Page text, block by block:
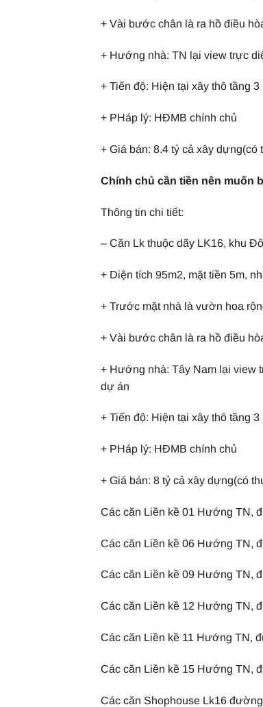
+ Vài bước chân là ra hồ điều
+ Hướng nhà: TN lại view trực
+ Tiến độ: Hiện tại xây thô tầng 3
+ PHáp lý: HĐMB chính chủ
+ Giá bán: 8.4 tỷ cả xây
Chính chủ cần tiền nên muốn
Thông tin chi tiết:
– Căn Lk thuộc dãy LK16, khu
+ Diện tích 95m2, mặt tiền 5m,
+ Trước mặt nhà là vườn hoa
+ Vài bước chân là ra hồ điều
+ Hướng nhà: Tây Nam lại view
dự án
+ Tiến độ: Hiện tại xây thô tầng 3
+ PHáp lý: HĐMB chính chủ
+ Giá bán: 8 tỷ cả xây dựng(có
Các căn Liền kề 01 Hướng TN,
Các căn Liền kề 06 Hướng TN,
Các căn Liền kề 09 Hướng TN,
Các căn Liền kề 12 Hướng TN,
Các căn Liền kề 11 Hướng TN,
Các căn Liền kề 15 Hướng TN,
Các căn Shophouse Lk16